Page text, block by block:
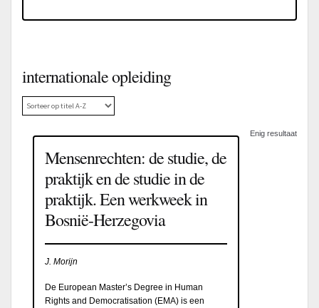
internationale opleiding
Enig resultaat
Mensenrechten: de studie, de
praktijk en de studie in de
praktijk. Een werkweek in
Bosnië-Herzegovia
J. Morijn
De European Master’s Degree in Human
Rights and Democratisation (EMA) is een